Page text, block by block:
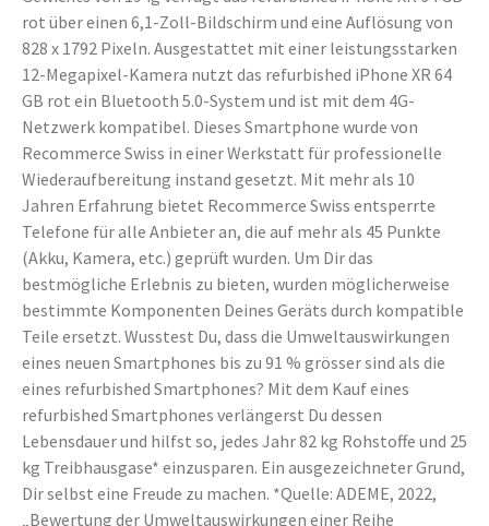
rot über einen 6,1-Zoll-Bildschirm und eine Auflösung von
828 x 1792 Pixeln. Ausgestattet mit einer leistungsstarken
12-Megapixel-Kamera nutzt das refurbished iPhone XR 64
GB rot ein Bluetooth 5.0-System und ist mit dem 4G-
Netzwerk kompatibel. Dieses Smartphone wurde von
Recommerce Swiss in einer Werkstatt für professionelle
Wiederaufbereitung instand gesetzt. Mit mehr als 10
Jahren Erfahrung bietet Recommerce Swiss entsperrte
Telefone für alle Anbieter an, die auf mehr als 45 Punkte
(Akku, Kamera, etc.) geprüft wurden. Um Dir das
bestmögliche Erlebnis zu bieten, wurden möglicherweise
bestimmte Komponenten Deines Geräts durch kompatible
Teile ersetzt. Wusstest Du, dass die Umweltauswirkungen
eines neuen Smartphones bis zu 91 % grösser sind als die
eines refurbished Smartphones? Mit dem Kauf eines
refurbished Smartphones verlängerst Du dessen
Lebensdauer und hilfst so, jedes Jahr 82 kg Rohstoffe und 25
kg Treibhausgase* einzusparen. Ein ausgezeichneter Grund,
Dir selbst eine Freude zu machen. *Quelle: ADEME, 2022,
„Bewertung der Umweltauswirkungen einer Reihe